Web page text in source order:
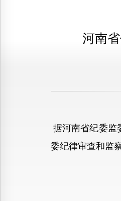
河南
据河南省纪委监
委纪律审查和监